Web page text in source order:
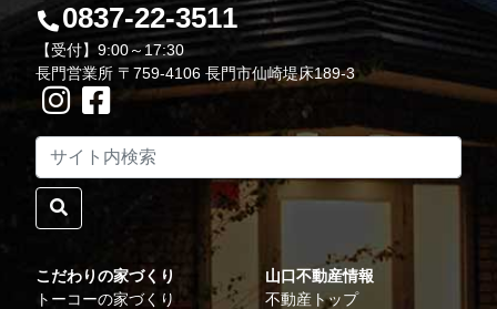
0837-22-3511
【受付】9:00～17:30
長門営業所 〒759-4106 長門市仙崎堤床189-3
こだわりの家づくり
トーコーの家づくり
山口不動産情報
不動産トップ